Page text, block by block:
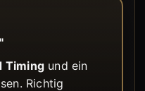
Timingund ein
Richtig